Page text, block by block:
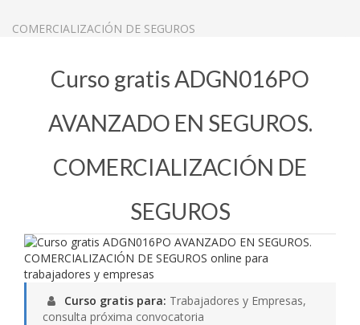
COMERCIALIZACIÓN DE SEGUROS
Curso gratis ADGN016PO
AVANZADO EN SEGUROS.
COMERCIALIZACIÓN DE
SEGUROS
Curso gratis para: Trabajadores y Empresas,
consulta próxima convocatoria